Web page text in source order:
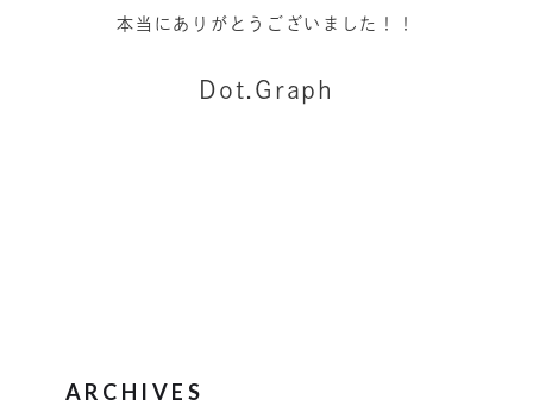
本当にありがとうございました！！
Dot.Graph
ARCHIVES